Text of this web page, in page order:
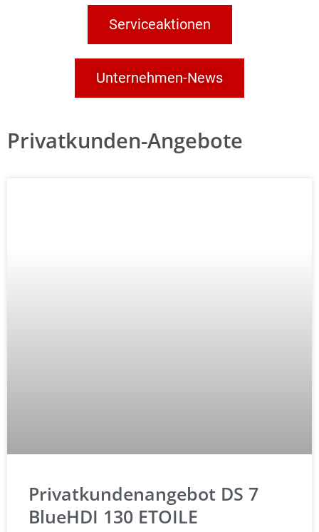
Serviceaktionen
Unternehmen-News
Privatkunden-Angebote
Privatkundenangebot DS 7
BlueHDI 130 ETOILE